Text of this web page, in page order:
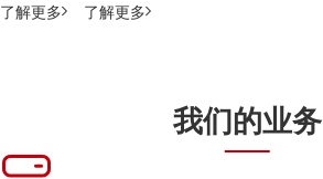
了解更多
了解更多
我们的业务